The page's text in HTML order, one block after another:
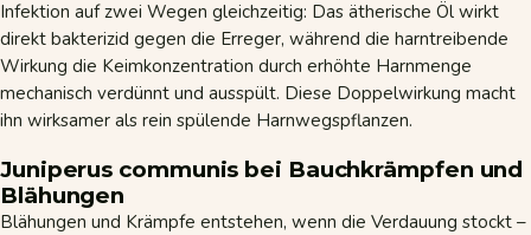
Infektion auf zwei Wegen gleichzeitig: Das ätherische Öl wirkt
direkt bakterizid gegen die Erreger, während die harntreibende
Wirkung die Keimkonzentration durch erhöhte Harnmenge
mechanisch verdünnt und ausspült. Diese Doppelwirkung macht
ihn wirksamer als rein spülende Harnwegspflanzen.
Juniperus communis bei Bauchkrämpfen und
Blähungen
Blähungen und Krämpfe entstehen, wenn die Verdauung stockt –